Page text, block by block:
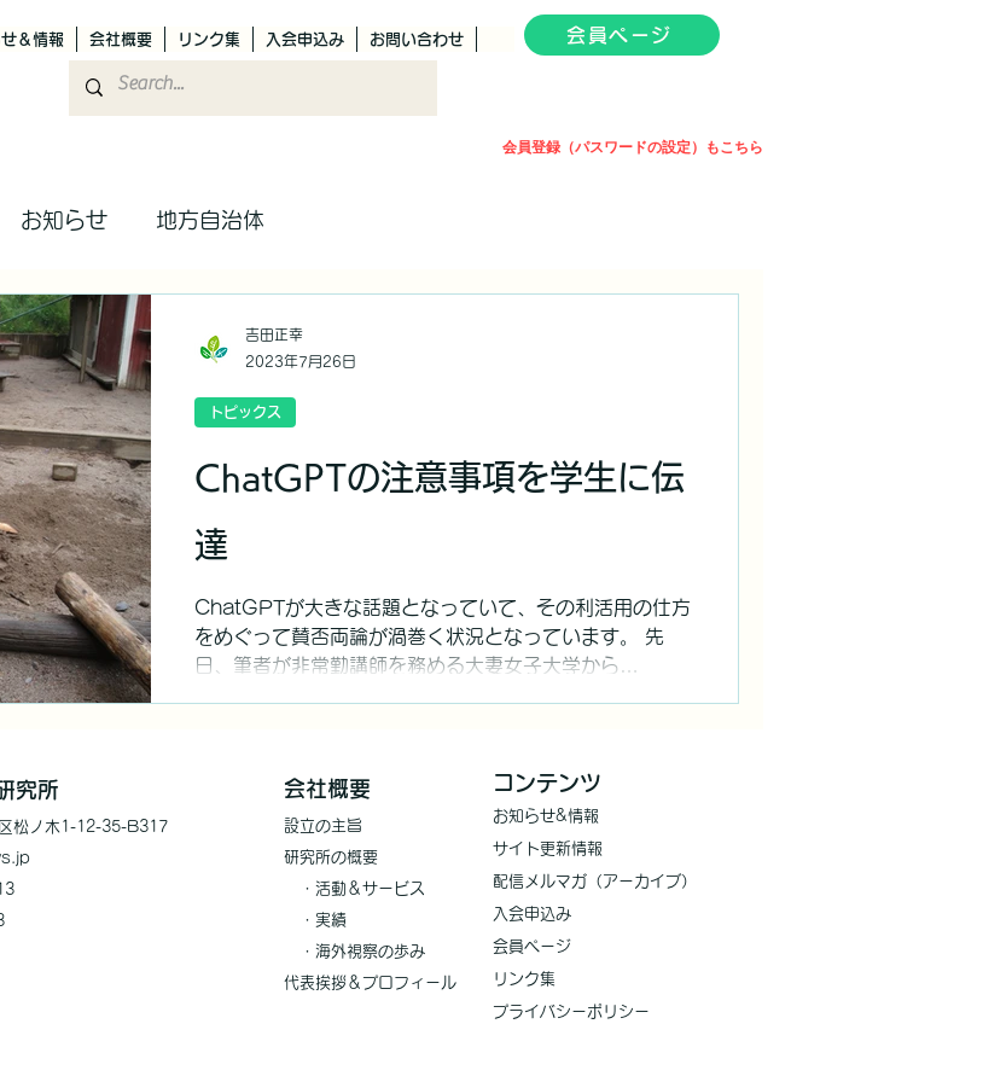
＆情報 会社概要 リンク集 入会申込み お問い合わせ 会員ページ
会員登録（パスワードの設定）もこちら
お知らせ 地方自治体
ChatGPTの注意事項を学生に伝
達
ChatGPTが大きな話題となっていて、その利活用の仕方
をめぐって賛否両論が渦巻く状況となっています。 先
日、筆者が非常勤講師を務める大妻女子大学から
トピックス
吉田正幸
2023年7月26日
究所
松ノ木1-12-35-B317
会社概要
設立の主旨
研究所の概要
・ 活動＆サービス
・実績
​ ・海外視察の歩み
代表挨拶＆プロフィール
コンテンツ
お知らせ&情報
サイト更新情報
​配信メルマガ（アーカイブ）
入会申込み
会員ページ
​リンク集
プライバシーポリシー